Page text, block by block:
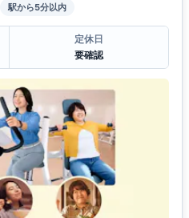
駅から5分以内
定休日
要確認